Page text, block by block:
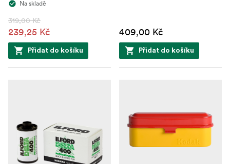
Na skladě
319,00 Kč
239,25 Kč
Přidat do košíku
409,00 Kč
Přidat do košíku